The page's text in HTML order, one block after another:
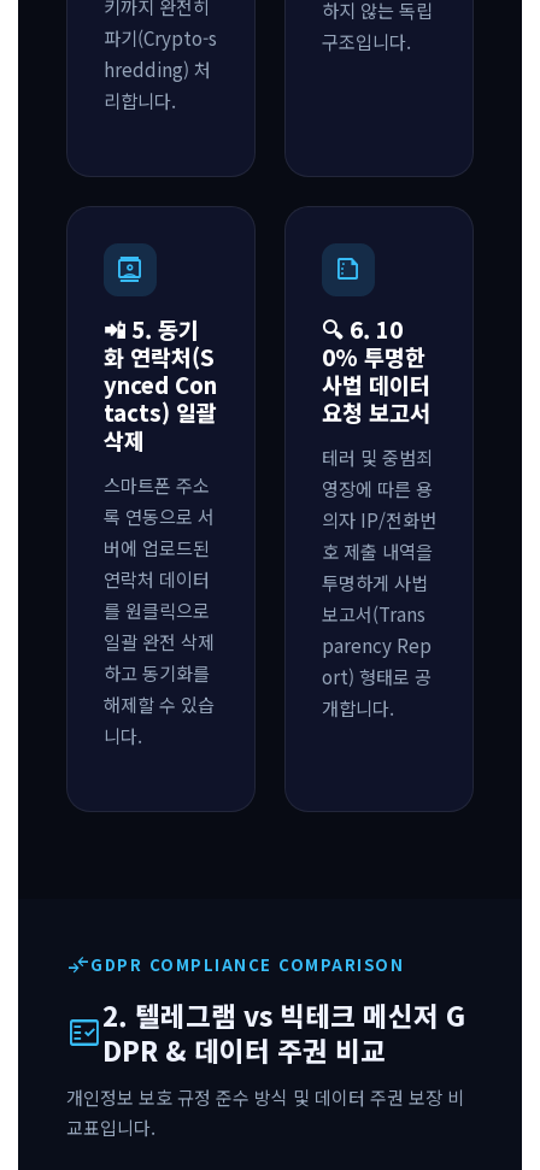
키까지 완전히
파기(Crypto-s
hredding) 처
리합니다.
하지 않는 독립
구조입니다.
contacts
📲 5. 동기
화 연락처(S
ynced Con
tacts) 일괄
삭제
스마트폰 주소
록 연동으로 서
버에 업로드된
연락처 데이터
를 원클릭으로
일괄 완전 삭제
하고 동기화를
해제할 수 있습
니다.
summarize
🔍 6. 10
0% 투명한
사법 데이터
요청 보고서
테러 및 중범죄
영장에 따른 용
의자 IP/전화번
호 제출 내역을
투명하게 사법
보고서(Trans
parency Rep
ort) 형태로 공
개합니다.
compare_arrowsGDPR COMPLIANCE COMPARISON
fact_check2. 텔레그램 vs 빅테크 메신저 G
DPR & 데이터 주권 비교
개인정보 보호 규정 준수 방식 및 데이터 주권 보장 비
교표입니다.